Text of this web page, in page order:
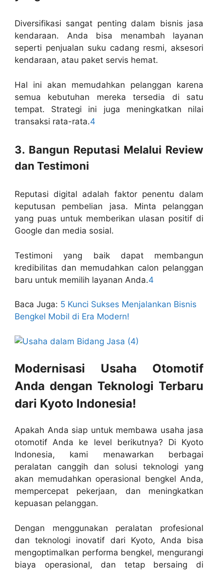
Diversifikasi sangat penting dalam bisnis jasa
kendaraan. Anda bisa menambah layanan
seperti penjualan suku cadang resmi, aksesori
kendaraan, atau paket servis hemat.
Hal ini akan memudahkan pelanggan karena
semua kebutuhan mereka tersedia di satu
tempat. Strategi ini juga meningkatkan nilai
transaksi rata-rata.4
3. Bangun Reputasi Melalui Review
dan Testimoni
Reputasi digital adalah faktor penentu dalam
keputusan pembelian jasa. Minta pelanggan
yang puas untuk memberikan ulasan positif di
Google dan media sosial.
Testimoni yang baik dapat membangun
kredibilitas dan memudahkan calon pelanggan
baru untuk memilih layanan Anda.4
Baca Juga: 5 Kunci Sukses Menjalankan Bisnis
Bengkel Mobil di Era Modern!
Modernisasi Usaha Otomotif
Anda dengan Teknologi Terbaru
dari Kyoto Indonesia!
Apakah Anda siap untuk membawa usaha jasa
otomotif Anda ke level berikutnya? Di Kyoto
Indonesia, kami menawarkan berbagai
peralatan canggih dan solusi teknologi yang
akan memudahkan operasional bengkel Anda,
mempercepat pekerjaan, dan meningkatkan
kepuasan pelanggan.
Dengan menggunakan peralatan profesional
dan teknologi inovatif dari Kyoto, Anda bisa
mengoptimalkan performa bengkel, mengurangi
biaya operasional, dan tetap bersaing di